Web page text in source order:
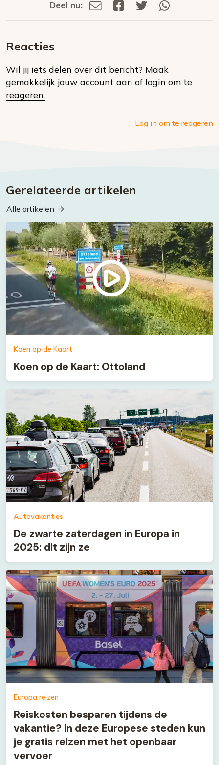
Deel
social
Deel nu:
Deel
Deel
Deel
Reacties
Wil jij iets delen over dit bericht? Maak
gemakkelijk jouw account aan of login om te
reageren.
Log in om te reageren
Gerelateerde artikelen
Alle artikelen
Koen op de Kaart
Koen op de Kaart: Ottoland
Autovakanties
De zwarte zaterdagen in Europa in
2025: dit zijn ze
Europa reizen
Reiskosten besparen tijdens de
vakantie? In deze Europese steden kun
je gratis reizen met het openbaar
vervoer